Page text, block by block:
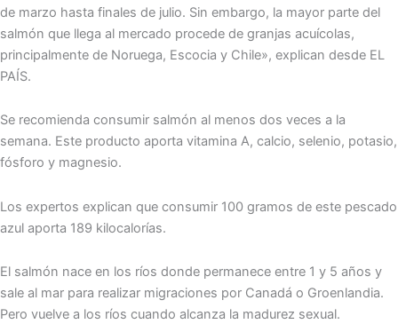
de marzo hasta finales de julio. Sin embargo, la mayor parte del
salmón que llega al mercado procede de granjas acuícolas,
principalmente de Noruega, Escocia y Chile», explican desde EL
PAÍS.
Se recomienda consumir salmón al menos dos veces a la
semana. Este producto aporta vitamina A, calcio, selenio, potasio,
fósforo y magnesio.
Los expertos explican que consumir 100 gramos de este pescado
azul aporta 189 kilocalorías.
El salmón nace en los ríos donde permanece entre 1 y 5 años y
sale al mar para realizar migraciones por Canadá o Groenlandia.
Pero vuelve a los ríos cuando alcanza la madurez sexual.